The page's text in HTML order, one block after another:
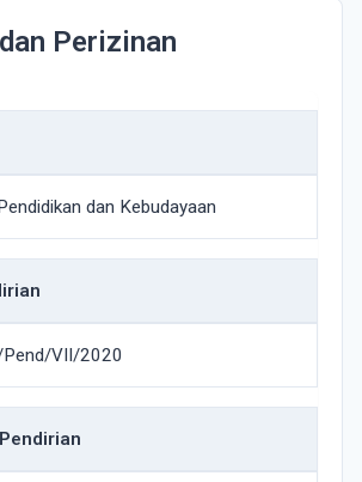
Perizinan
dan Kebudayaan
VII/2020